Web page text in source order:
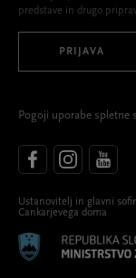
predstave in drugo
PRIJAVA
Pogoji uporabe spletne
Ustanovitelj in glavni
Cankarjevega doma